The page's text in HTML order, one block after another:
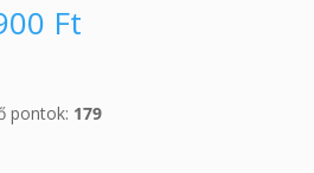
Ft
pontok: 179